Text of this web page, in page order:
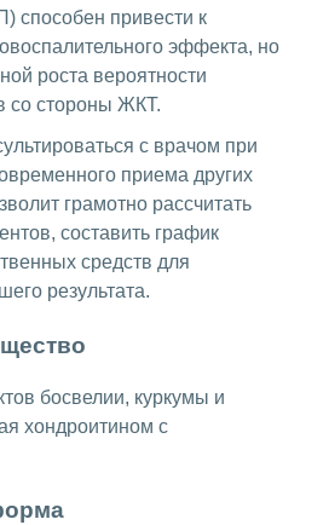
способен привести к
эффекта, но
роста вероятности
со стороны ЖКТ.
с врачом при
приема других
грамотно рассчитать
составить график
средств для
результата.
босвелии, куркумы и
хондроитином с